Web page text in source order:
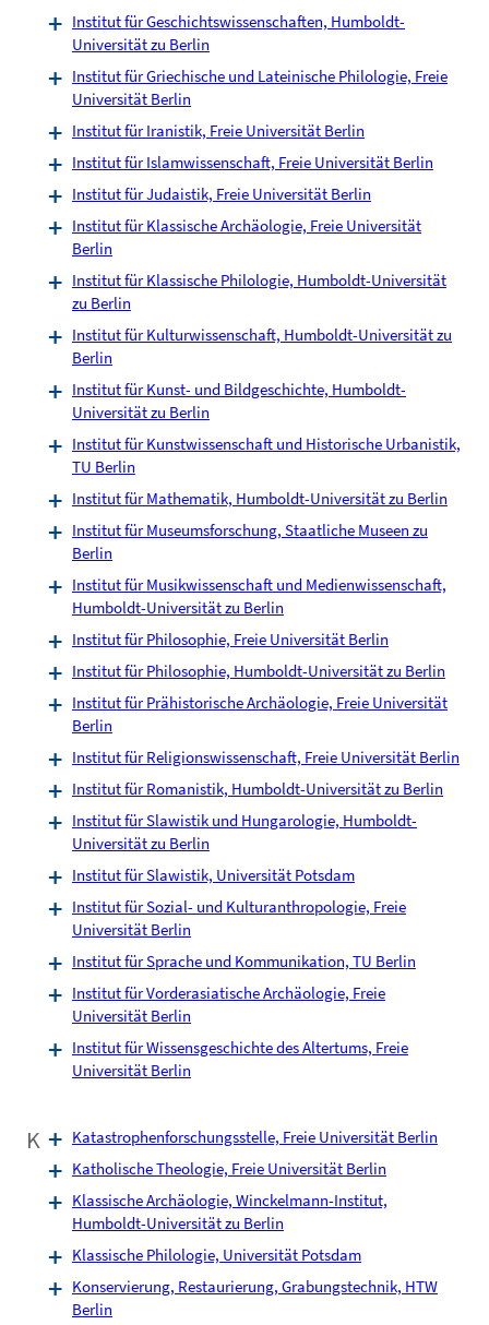
Institut für Geschichtswissenschaften, Humboldt-
Universität zu Berlin
Institut für Griechische und Lateinische Philologie, Freie
Universität Berlin
Institut für Iranistik, Freie Universität Berlin
Institut für Islamwissenschaft, Freie Universität Berlin
Institut für Judaistik, Freie Universität Berlin
Institut für Klassische Archäologie, Freie Universität
Berlin
Institut für Klassische Philologie, Humboldt-Universität
zu Berlin
Institut für Kulturwissenschaft, Humboldt-Universität zu
Berlin
Institut für Kunst- und Bildgeschichte, Humboldt-
Universität zu Berlin
Institut für Kunstwissenschaft und Historische Urbanistik,
TU Berlin
Institut für Mathematik, Humboldt-Universität zu Berlin
Institut für Museumsforschung, Staatliche Museen zu
Berlin
Institut für Musikwissenschaft und Medienwissenschaft,
Humboldt-Universität zu Berlin
Institut für Philosophie, Freie Universität Berlin
Institut für Philosophie, Humboldt-Universität zu Berlin
Institut für Prähistorische Archäologie, Freie Universität
Berlin
Institut für Religionswissenschaft, Freie Universität Berlin
Institut für Romanistik, Humboldt-Universität zu Berlin
Institut für Slawistik und Hungarologie, Humboldt-
Universität zu Berlin
Institut für Slawistik, Universität Potsdam
Institut für Sozial- und Kulturanthropologie, Freie
Universität Berlin
Institut für Sprache und Kommunikation, TU Berlin
Institut für Vorderasiatische Archäologie, Freie
Universität Berlin
Institut für Wissensgeschichte des Altertums, Freie
Universität Berlin
K
Katastrophenforschungsstelle, Freie Universität Berlin
Katholische Theologie, Freie Universität Berlin
Klassische Archäologie, Winckelmann-Institut,
Humboldt-Universität zu Berlin
Klassische Philologie, Universität Potsdam
Konservierung, Restaurierung, Grabungstechnik, HTW
Berlin